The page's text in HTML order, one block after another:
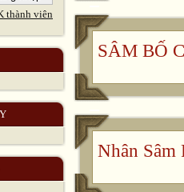
thành viên
SÂM BỐ
Nhân Sâm